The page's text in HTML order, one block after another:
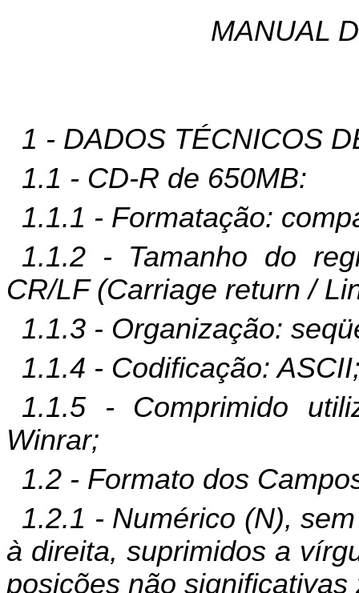
MANUAL
1 - DADOS TÉCNICOS
1.1 - CD-R de 650MB:
1.1.1 - Formatação:
1.1.2 - Tamanho do
CR/LF (Carriage return /
1.1.3 - Organização:
1.1.4 - Codificação:
1.1.5 - Comprimido
Winrar;
1.2 - Formato dos
1.2.1 - Numérico (N),
à direita, suprimidos a
posições não significativas